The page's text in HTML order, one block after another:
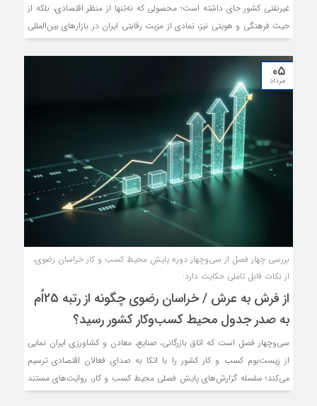
غیرنفتی کشور جای داشته است؛ محصولی که نه‌تنها از منظر اقتصادی، بلکه از
حیث فرهنگی و هویتی نیز، نمادی از مزیت رقابتی ایران در بازارهای بین‌المللی
به‌شمار می‌رود. اما، تحولات چند سال اخیر در عرصه صادرات رسمی این
محصول، زنگ خطری جدی برای جایگاه دیرین ایران در بازار جهانی زعفران
به‌صدا درآورده است.
۰۵
مرداد
بررسی چهار فصل از سی‌و‌چهار دوره پایش محیط کسب و کار خراسان رضوی،
از نکات قابل تاملی حکایت دارد:
از فرش به عرش / خراسان رضوی چگونه از رتبه 25‌اُم
به صدر جدول محیط کسب‌وکار کشور رسید؟
سی‌وچهار فصل است که اتاق بازرگانی، صنایع، معادن و کشاورزی ایران نمایی
از زیست‌بوم کسب و کار کشور را با اتکا به صدای فعالان اقتصادی ترسیم
می‌کند؛ سلسله گزارش‌های پایش فصلی محیط کسب و کار، روایت‌های مستند